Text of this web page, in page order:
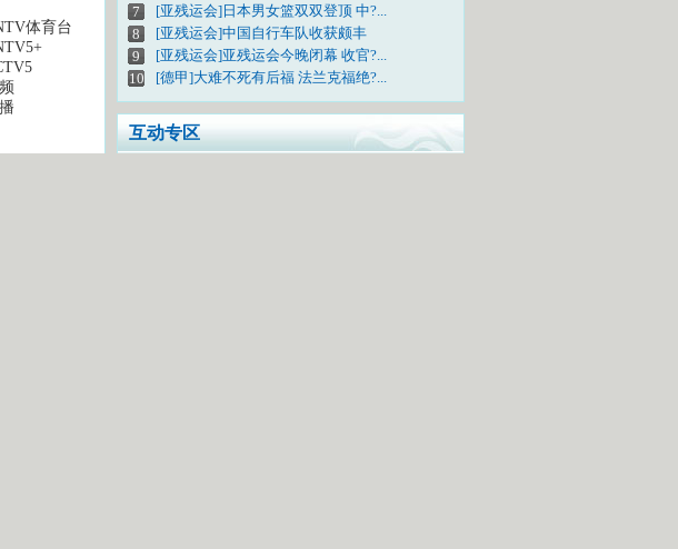
体育台
7
[亚残运会]日本男女篮双双登顶 中?...
8
[亚残运会]中国自行车队收获颇丰
9
[亚残运会]亚残运会今晚闭幕 收官?...
10
[德甲]大难不死有后福 法兰克福绝?...
互动专区